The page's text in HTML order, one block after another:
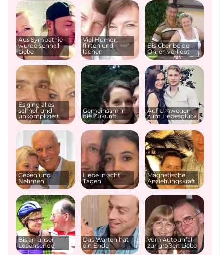
Aus Sympathie
wurde schnell
Liebe
Viel Humor,
flirten und
lachen
Bis über beide
Ohren verliebt
Es ging alles
schnell und
unkompliziert
Gemeinsam in
die Zukunft
Auf Umwegen
zum Liebesglück
Geben und
Nehmen
Liebe in acht
Tagen
Magnetische
Anziehungskraft
Bis an unser
Lebensende
Das Warten hat
ein Ende
Vom Autounfall
zur großen Liebe